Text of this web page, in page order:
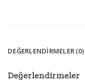
DEĞERLENDIRMELER (0)
Değerlendirmeler